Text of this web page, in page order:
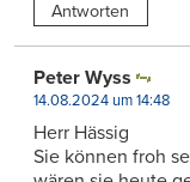
Antworten
Peter Wyss
14.08.2024 um 14:48
Herr Hässig
Sie können froh